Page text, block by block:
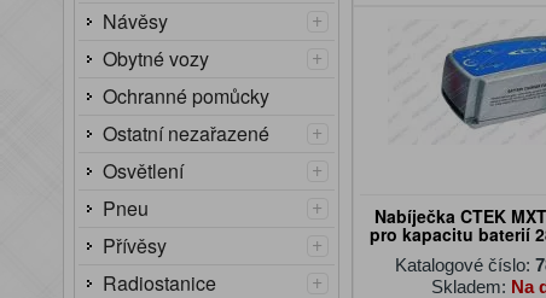
Návěsy
+
Obytné vozy
+
Ochranné pomůcky
Ostatní nezařazené
+
Osvětlení
+
Pneu
+
Přívěsy
+
Radiostanice
+
Nabíječka CTEK
pro kapacitu baterií
Katalogové číslo:
Skladem: Na